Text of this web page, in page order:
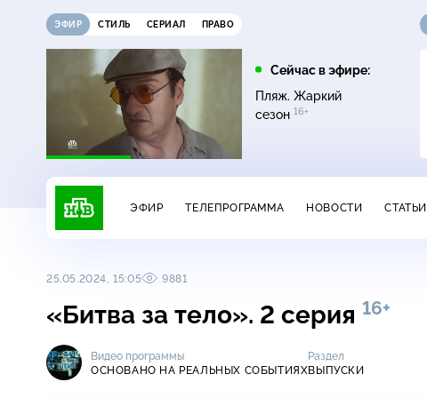
ЭФИР СТИЛЬ СЕРИАЛ ПРАВО
Сейчас в эфире:
Пляж. Жаркий
сезон 16+
17:00
Невский. Чужой среди
чужих 16+
ЭФИР ТЕЛЕПРОГРАММА НОВОСТИ СТАТЬИ
25.05.2024, 15:05 9881
«Битва за тело». 2 серия 16+
Видео программы
ОСНОВАНО НА РЕАЛЬНЫХ СОБЫТИЯХ
Раздел
ВЫПУСКИ